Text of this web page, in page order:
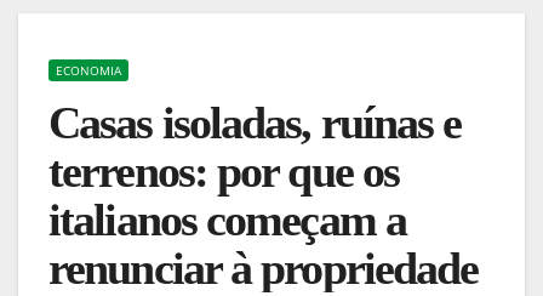
ECONOMIA
Casas isoladas, ruínas e
terrenos: por que os
italianos começam a
renunciar à propriedade